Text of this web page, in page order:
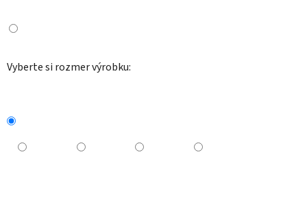
Vyberte si rozmer výrobku: